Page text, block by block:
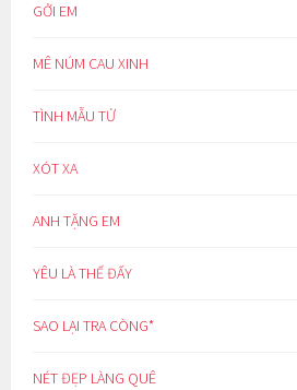
GỞI EM
MÊ NÚM CAU XINH
TÌNH MẪU TỬ
XÓT XA
ANH TẶNG EM
YÊU LÀ THẾ ĐẤY
SAO LẠI TRA CÒNG*
NÉT ĐẸP LÀNG QUÊ